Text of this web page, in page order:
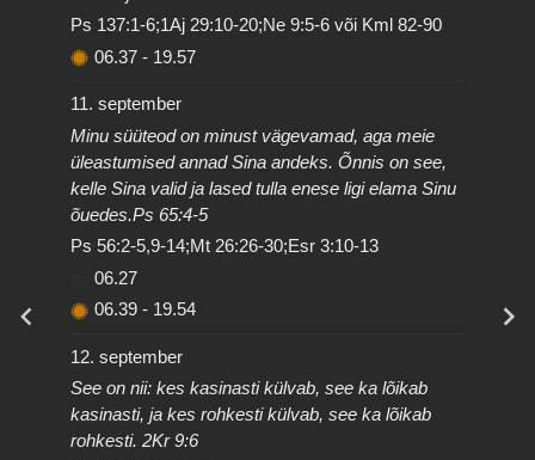
Ps 137:1-6;1Aj 29:10-20;Ne 9:5-6 või Kml 82-90
06.37 - 19.57
11. september
Minu süüteod on minust vägevamad, aga meie
üleastumised annad Sina andeks. Õnnis on see,
kelle Sina valid ja lased tulla enese ligi elama Sinu
õuedes.Ps 65:4-5
Ps 56:2-5,9-14;Mt 26:26-30;Esr 3:10-13
06.27
06.39 - 19.54
12. september
See on nii: kes kasinasti külvab, see ka lõikab
kasinasti, ja kes rohkesti külvab, see ka lõikab
rohkesti. 2Kr 9:6